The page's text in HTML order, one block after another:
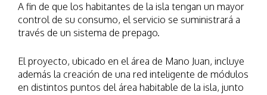
A fin de que los habitantes de la isla tengan un mayor
control de su consumo, el servicio se suministrará a
través de un sistema de prepago.
El proyecto, ubicado en el área de Mano Juan, incluye
además la creación de una red inteligente de módulos
en distintos puntos del área habitable de la isla, junto